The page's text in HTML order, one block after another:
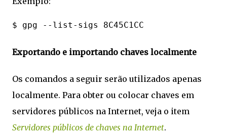
Exportando e importando chaves localmente
Os comandos a seguir serão utilizados apenas
localmente. Para obter ou colocar chaves em
servidores públicos na Internet, veja o item
Servidores públicos de chaves na Internet.